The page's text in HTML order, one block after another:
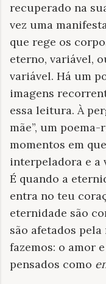
recuperado na
vez uma
que rege os
eterno, variável,
variável. Há um
imagens
essa leitura. À
mãe”, um
momentos em
interpeladora e a
É quando a
entra no teu
eternidade são
são afetados
fazemos: o amor
pensados como